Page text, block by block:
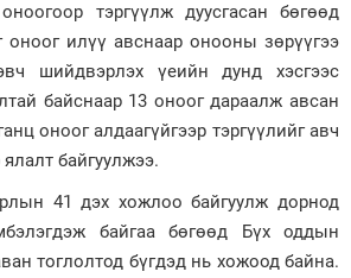
тэргүүлж дуусгасан бөгөөд
оноог илүү авснаар онооны зөрүүгээ
шийдвэрлэх үеийн дунд хэсгээс
байснаар 13 оноог дараалж авсан
оноог алдаагүйгээр тэргүүлийг авч
ялалт байгуулжээ.
41 дэх хожлоо байгуулж дорнод
байгаа бөгөөд Бүх оддын
тоглолтод бүгдэд нь хожоод байна.